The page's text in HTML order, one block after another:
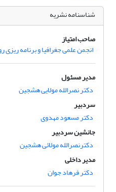
شناسنامه نشریه
صاحب امتیاز
انجمن علمی جغرافیا و برنامه ریزی
مدیر مسئول
دکتر نصرالله مولایی هشجین
سردبیر
دکتر مسعود مهدوی
جانشین سردبیر
دکترنصرالله مولائی هشجین
مدیر داخلی
دکتر فرهاد جوان